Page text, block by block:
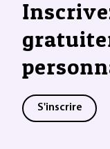
S'inscrire